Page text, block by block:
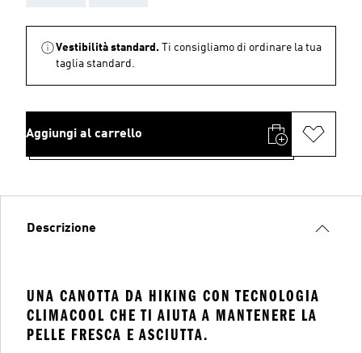
Vestibilità standard.
Ti consigliamo di ordinare la tua
taglia standard.
Aggiungi al carrello
Descrizione
UNA CANOTTA DA HIKING CON TECNOLOGIA
CLIMACOOL CHE TI AIUTA A MANTENERE LA
PELLE FRESCA E ASCIUTTA.